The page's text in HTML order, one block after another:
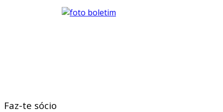
Faz-te sócio